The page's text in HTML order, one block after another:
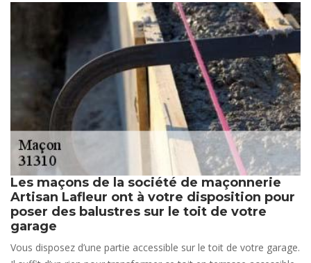
Les maçons de la société de maçonnerie
Artisan Lafleur ont à votre disposition pour
poser des balustres sur le toit de votre
garage
Vous disposez d’une partie accessible sur le toit de votre garage.